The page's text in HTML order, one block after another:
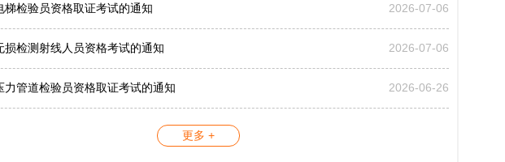
梯检验员资格取证考试的通知 2026-07-06
损检测射线人员资格考试的通知 2026-07-06
力管道检验员资格取证考试的通知 2026-06-26
更多 +